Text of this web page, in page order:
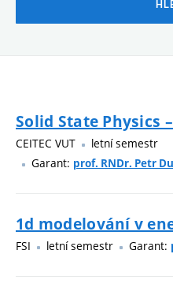
Solid State Physics
CEITEC VUT
letní semestr
Garant: prof. RNDr. Petr
1d modelování v
FSI letní semestr Garant: